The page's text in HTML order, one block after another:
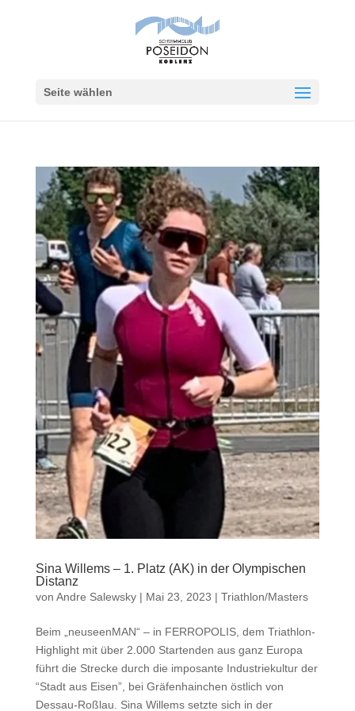
Seite wählen
Sina Willems – 1. Platz (AK) in der Olympischen
Distanz
von Andre Salewsky| Mai 23, 2023 | Triathlon/Masters
Beim „neuseenMAN“ – in FERROPOLIS, dem Triathlon-
Highlight mit über 2.000 Startenden aus ganz Europa
führt die Strecke durch die imposante Industriekultur der
“Stadt aus Eisen”, bei Gräfenhainchen östlich von
Dessau-Roßlau. Sina Willems setzte sich in der